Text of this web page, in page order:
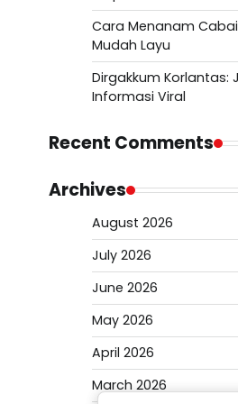
Cara Menanam
Mudah Layu
Dirgakkum Korlantas:
Informasi Viral
Recent Comments
Archives
August 2026
July 2026
June 2026
May 2026
April 2026
March 2026